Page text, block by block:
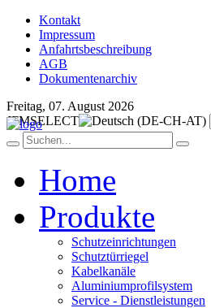
Kontakt
Impressum
Anfahrtsbeschreibung
AGB
Dokumentenarchiv
Freitag, 07. August 2026
JFMSELECT
Home
Produkte
Schutzeinrichtungen
Schutztürriegel
Kabelkanäle
Aluminiumprofilsystem
Service - Dienstleistungen